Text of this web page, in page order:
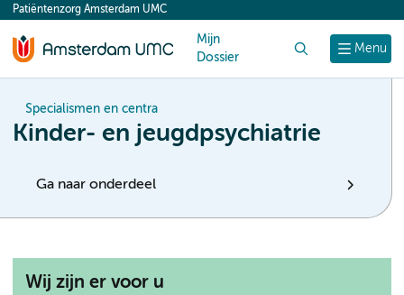
content
Menu
Patiëntenzorg Amsterdam UMC
Mijn
Dossier
Specialismen en centra
Kinder- en jeugdpsychiatrie
Ga naar onderdeel
Wij zijn er voor u